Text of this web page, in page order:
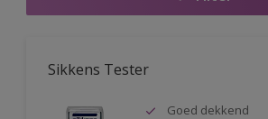
Sikkens Tester
Goed dekkend